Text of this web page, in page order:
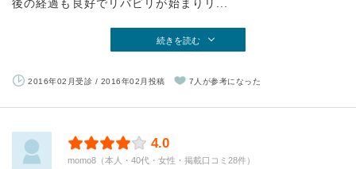
後の経過も良好でリバビリが始まりリ...
続きを読む
2016年02月受診 / 2016年02月投稿 7人が参考になった
4.0
momo8（本人・40代・女性・掲載口コミ28件）